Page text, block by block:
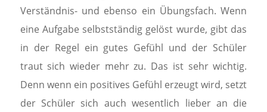
Verständnis- und ebenso ein Übungsfach. Wenn
eine Aufgabe selbstständig gelöst wurde, gibt das
in der Regel ein gutes Gefühl und der Schüler
traut sich wieder mehr zu. Das ist sehr wichtig.
Denn wenn ein positives Gefühl erzeugt wird, setzt
der Schüler sich auch wesentlich lieber an die